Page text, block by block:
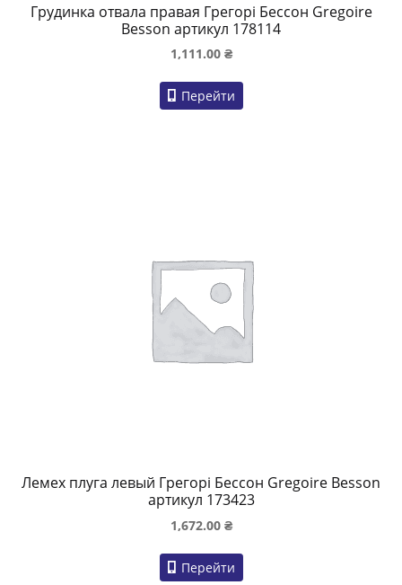
Грудинка отвала правая Грегорі Бессон Gregoire
Besson артикул 178114
1,111.00 ₴
Перейти
Лемех плуга левый Грегорі Бессон Gregoire Besson
артикул 173423
1,672.00 ₴
Перейти